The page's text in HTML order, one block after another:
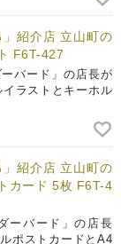
紹介店 立山町の
F6T-427
バード」の店長が
ラストとキーホル
紹介店 立山町の
カード 5枚 F6T-4
ーバード」の店長
ポストカードとA4